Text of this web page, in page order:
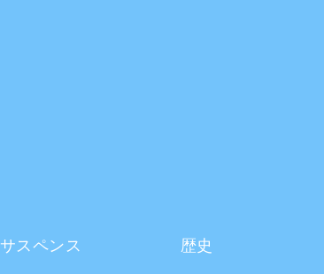
サスペンス 歴史